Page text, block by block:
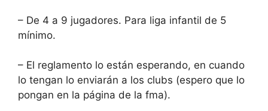
– De 4 a 9 jugadores. Para liga infantil de 5
mínimo.
– El reglamento lo están esperando, en cuando
lo tengan lo enviarán a los clubs (espero que lo
pongan en la página de la fma).